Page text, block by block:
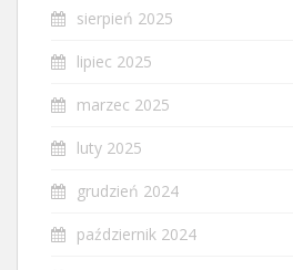
sierpień 2025
lipiec 2025
marzec 2025
luty 2025
grudzień 2024
październik 2024